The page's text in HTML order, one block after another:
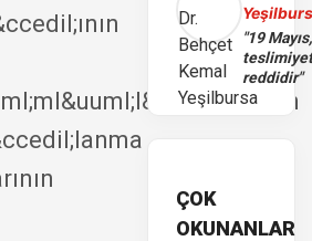
"19 Mayıs,
reddidir"
ÇOK
OKUNANLAR